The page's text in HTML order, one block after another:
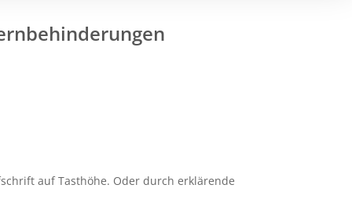
auf Tasthöhe. Oder durch erklärende